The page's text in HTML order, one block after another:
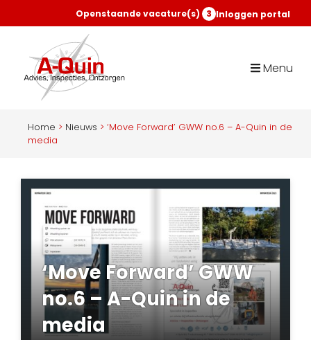
Openstaande vacature(s) 3 Inloggen portal
Menu
Home > Nieuws > ‘Move Forward’ GWW no.6 – A-Quin in de
media
‘Move Forward’ GWW
no.6 – A-Quin in de
media